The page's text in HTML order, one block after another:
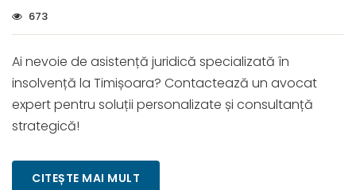
673
Ai nevoie de asistență juridică specializată în
insolvență la Timișoara? Contactează un avocat
expert pentru soluții personalizate și consultanță
strategică!
CITEȘTE MAI MULT